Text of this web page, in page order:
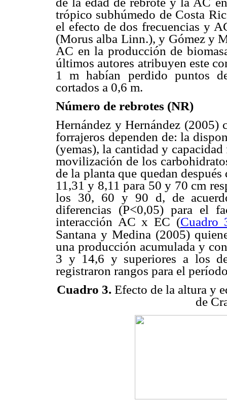
trópico subhúmedo de Costa
el efecto de dos frecuencias y
(Morus alba Linn.), y Gómez y
AC en la producción de
últimos autores atribuyen este
1 m habían perdido puntos
cortados a 0,6 m.
Número de rebrotes (NR)
Hernández y Hernández (2005)
forrajeros dependen de: la
(yemas), la cantidad y
movilización de los
de la planta que quedan
11,31 y 8,11 para 50 y 70 cm
los 30, 60 y 90 d, de
diferencias (P<0,05) para el
interacción AC x EC (Cuadro
Santana y Medina (2005)
una producción acumulada y
3 y 14,6 y superiores a los
registraron rangos para el
Cuadro 3. Efecto de la altura y
de